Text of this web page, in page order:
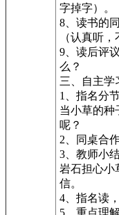
字掉字）。
8、读书的
（认真听，
9、读后评
么？
三、自主学
1、指名分
当小草的种
呢？
2、同桌合
3、教师小结
岩石担心小
信。
4、指名读
5、重点理